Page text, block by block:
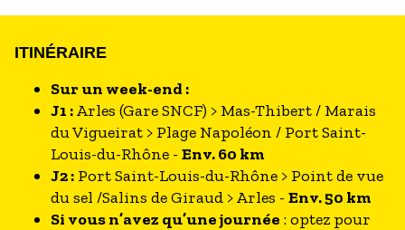
ITINÉRAIRE
Sur un week-end :
J1 :Arles (Gare SNCF) > Mas-Thibert / Marais
du Vigueirat > Plage Napoléon / Port Saint-
Louis-du-Rhône - Env. 60 km
J2 : Port Saint-Louis-du-Rhône > Point de vue
du sel /Salins de Giraud > Arles - Env. 50 km
Si vous n’avez qu’une journée : optez pour